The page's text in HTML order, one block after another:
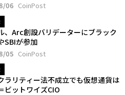
06 CoinPost
、Arc創設バリデーターにブラック
SBIが参加
05 CoinPost
ラリティー法不成立でも仮想通貨は
ビットワイズCIO